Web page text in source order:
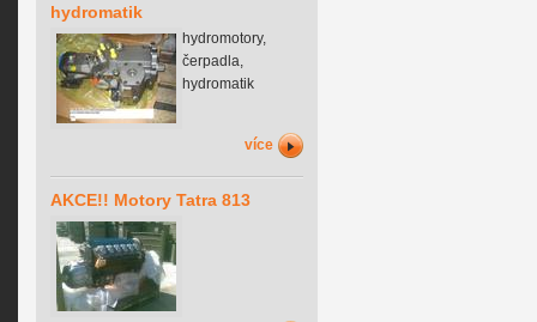
hydromatik
hydromotory,
čerpadla,
hydromatik
více
AKCE!! Motory Tatra 813